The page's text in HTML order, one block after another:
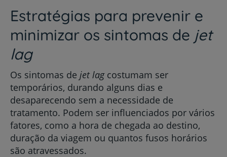
Estratégias para prevenir e
minimizar os sintomas de jet
lag
Os sintomas de jet lagcostumam ser
temporários, durando alguns dias e
desaparecendo sem a necessidade de
tratamento. Podem ser influenciados por vários
fatores, como a hora de chegada ao destino,
duração da viagem ou quantos fusos horários
são atravessados.